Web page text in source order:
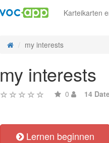
Karteikarten
my interests
my interests
0 14
Lernen beginnen